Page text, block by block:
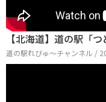
【北海道】道の駅「
道の駅れびゅ〜チャンネル /